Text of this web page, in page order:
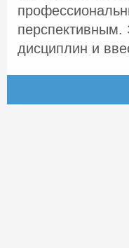
перспективным.
дисциплин и